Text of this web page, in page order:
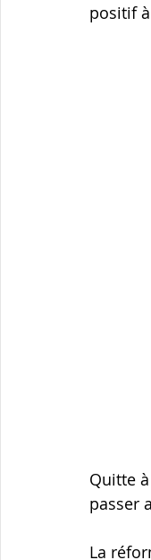
transmission
positif
Quitte
passer
La